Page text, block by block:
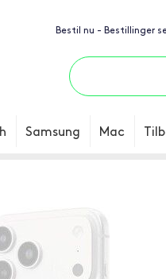
Bestil nu - Bestillinger
Samsung Mac